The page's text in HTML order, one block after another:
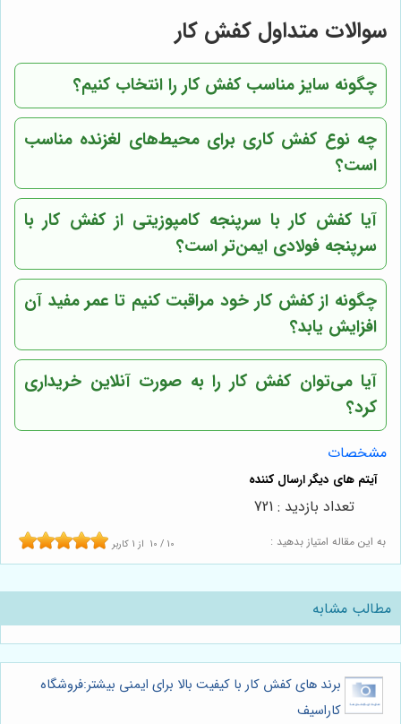
سوالات متداول کفش کار
چگونه سایز مناسب کفش کار را انتخاب کنیم؟
چه نوع کفش کاری برای محیط‌های لغزنده مناسب
است؟
آیا کفش کار با سرپنجه کامپوزیتی از کفش کار با
سرپنجه فولادی ایمن‌تر است؟
چگونه از کفش کار خود مراقبت کنیم تا عمر مفید آن
افزایش یابد؟
آیا می‌توان کفش کار را به صورت آنلاین خریداری
کرد؟
مشخصات
به این مقاله امتیاز بدهید : 10 / 10 از 1 کاربر
تعداد بازدید : 721
مطالب مشابه
برند های کفش کار با کیفیت بالا برای ایمنی بیشتر:فروشگاه
کاراسیف